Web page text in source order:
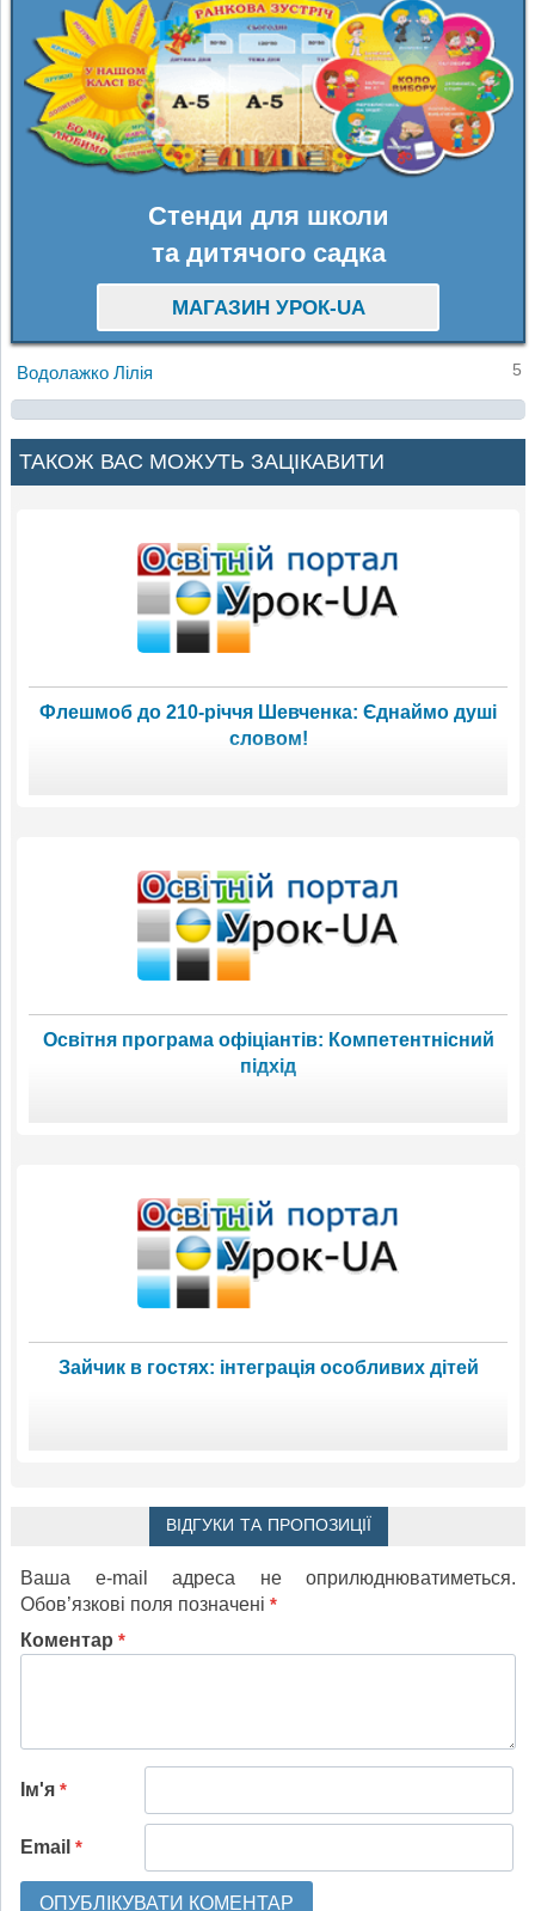
Стенди для школи
та дитячого садка
МАГАЗИН УРОК-UA
Водолажко Лілія 5
ТАКОЖ ВАС МОЖУТЬ ЗАЦІКАВИТИ
Флешмоб до 210-річчя Шевченка: Єднаймо душі
словом!
Освітня програма офіціантів: Компетентнісний
підхід
Зайчик в гостях: інтеграція особливих дітей
ВІДГУКИ ТА ПРОПОЗИЦІЇ
Ваша e-mail адреса не оприлюднюватиметься.
Обов’язкові поля позначені *
Коментар *
Ім'я *
Email *